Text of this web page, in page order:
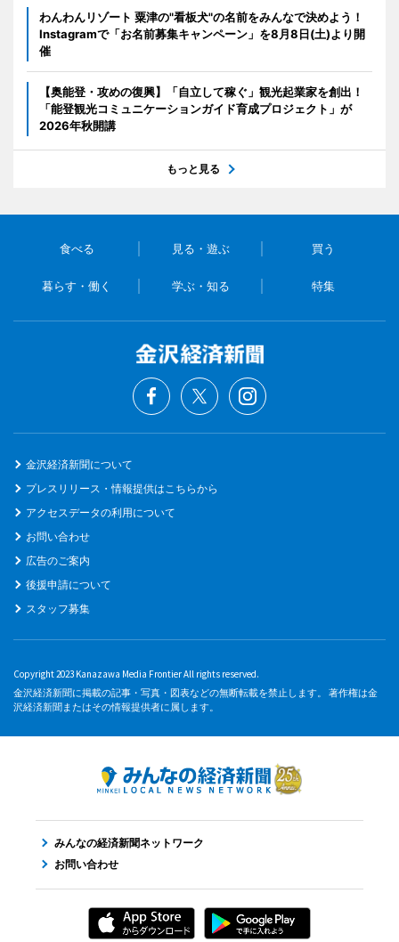
わんわんリゾート 粟津の"看板犬"の名前をみんなで決めよう！
Instagramで「お名前募集キャンペーン」を8月8日(土)より開
催
【奥能登・攻めの復興】「自立して稼ぐ」観光起業家を創出！
「能登観光コミュニケーションガイド育成プロジェクト」が
2026年秋開講
もっと見る
食べる 見る・遊ぶ 買う
暮らす・働く 学ぶ・知る 特集
金沢経済新聞について
プレスリリース・情報提供はこちらから
アクセスデータの利用について
お問い合わせ
広告のご案内
後援申請について
スタッフ募集
Copyright 2023 Kanazawa Media Frontier All rights reserved.
金沢経済新聞に掲載の記事・写真・図表などの無断転載を禁止します。 著作権は金
沢経済新聞またはその情報提供者に属します。
みんなの経済新聞ネットワーク
お問い合わせ